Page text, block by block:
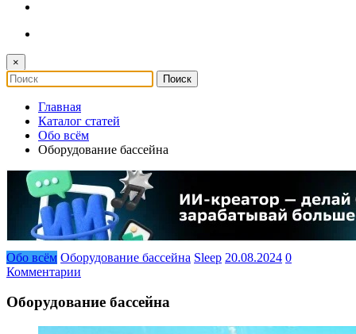
×
Главная
Каталог статей
Обо всём
Оборудование бассейна
Обо всём Оборудование бассейна Sleep 20.08.2024 0
Комментарии
Оборудование бассейна